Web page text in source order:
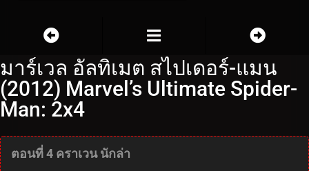
มาร์เวล อัลทิเมต สไปเดอร์-แมน
(2012) Marvel’s Ultimate Spider-
Man: 2x4
ตอนที่ 4 คราเวน นักล่า